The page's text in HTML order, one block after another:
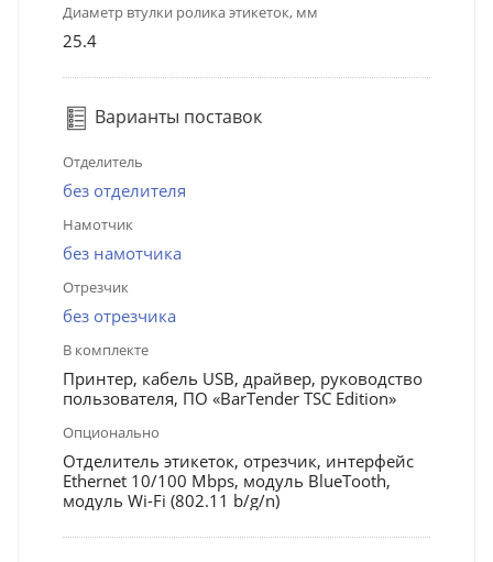
Диаметр втулки ролика этикеток, мм
25.4
Варианты поставок
Отделитель
без отделителя
Намотчик
без намотчика
Отрезчик
без отрезчика
В комплекте
Принтер, кабель USB, драйвер, руководство
пользователя, ПО «BarTender TSC Edition»
Опционально
Отделитель этикеток, отрезчик, интерфейс
Ethernet 10/100 Mbps, модуль BlueTooth,
модуль Wi-Fi (802.11 b/g/n)